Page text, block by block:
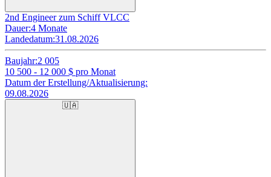
2nd Engineer zum Schiff VLCC
Dauer:4 Monate
Landedatum:31.08.2026
Baujahr:2 005
10 500 - 12 000 $ pro Monat
Datum der Erstellung/Aktualisierung:
09.08.2026
🇺🇦